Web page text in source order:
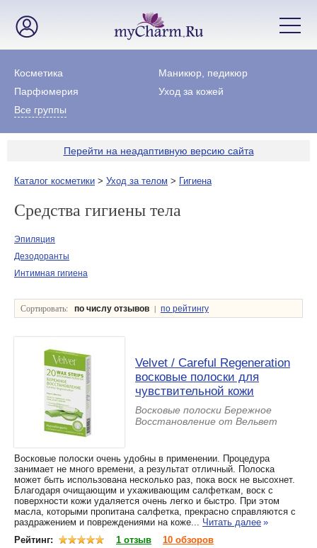
Косметика
Маникюр, педикюр
Парфюмерия
Уход за кожей
Все группы
Перейти на неадаптивную версию сайта
Каталог косметики > Уход за телом > Гигиена
Средства гигиены тела
Эпиляция
Дезодоранты
Интимная гигиена
Сортировать: по числу отзывов | по рейтингу
Velvet / Careful Regeneration
восковые полоски для
чувствительной кожи
Восковые полоски Бережное
Восстановление от Вельвет
Восковые полоски очень удобны в применении. Процедура
занимает не много времени, а результат отличный. Полоска
может быть использована несколько раз, пока воск не высохнет.
Благодаря очищающим и ухаживающим салфеткам, воск с
поверхности кожи удаляется очень легко и быстро. При этом
масла, которыми пропитана салфетка, прекрасно справляются с
раздражением и повреждениями на коже... Читать далее »
Рейтинг:
1 отзыв 10 обзоров